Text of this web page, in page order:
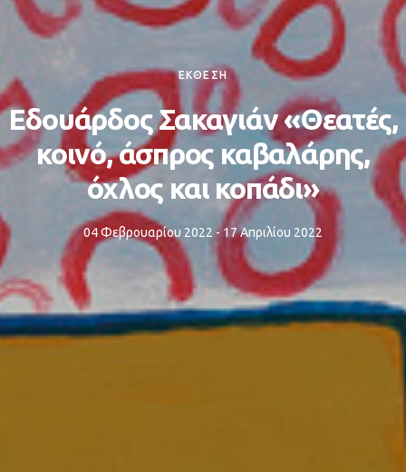
ΕΚΘΕΣΗ
Εδουάρδος Σακαγιάν «Θεατές,
κοινό, άσπρος καβαλάρης,
όχλος και κοπάδι»
04 Φεβρουαρίου 2022 - 17 Απριλίου 2022